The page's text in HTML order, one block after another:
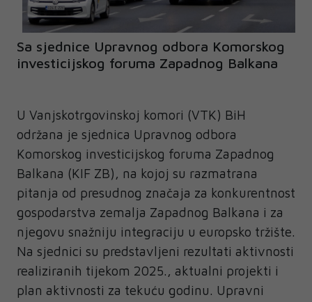
Sa sjednice Upravnog odbora Komorskog
investicijskog foruma Zapadnog Balkana
U Vanjskotrgovinskoj komori (VTK) BiH
održana je sjednica Upravnog odbora
Komorskog investicijskog foruma Zapadnog
Balkana (KIF ZB), na kojoj su razmatrana
pitanja od presudnog značaja za konkurentnost
gospodarstva zemalja Zapadnog Balkana i za
njegovu snažniju integraciju u europsko tržište.
Na sjednici su predstavljeni rezultati aktivnosti
realiziranih tijekom 2025., aktualni projekti i
plan aktivnosti za tekuću godinu. Upravni